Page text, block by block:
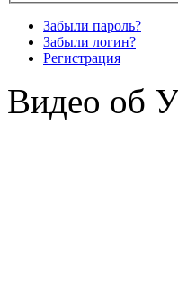
Забыли пароль?
Забыли логин?
Регистрация
Видео об